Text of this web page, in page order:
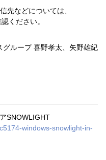
先などについては、
ください。
グループ 喜野孝太、矢野雄紀
SNOWLIGHT
windows-snowlight-in-